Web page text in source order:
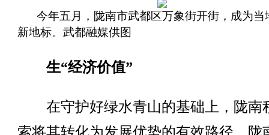
今年五月，陇南市武都区万象街开街，成为当
新地标。武都融媒供图
生“经济价值”
在守护好绿水青山的基础上，陇南